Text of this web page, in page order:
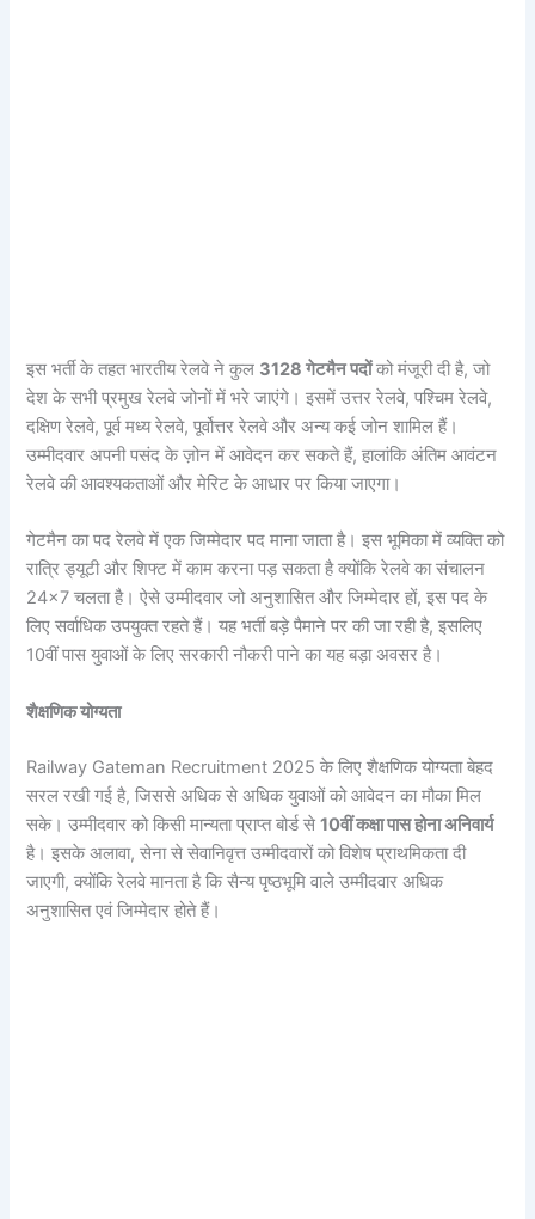
इस भर्ती के तहत भारतीय रेलवे ने कुल 3128 गेटमैन पदोंको मंजूरी दी है, जो
देश के सभी प्रमुख रेलवे जोनों में भरे जाएंगे। इसमें उत्तर रेलवे, पश्चिम रेलवे,
दक्षिण रेलवे, पूर्व मध्य रेलवे, पूर्वोत्तर रेलवे और अन्य कई जोन शामिल हैं।
उम्मीदवार अपनी पसंद के ज़ोन में आवेदन कर सकते हैं, हालांकि अंतिम आवंटन
रेलवे की आवश्यकताओं और मेरिट के आधार पर किया जाएगा।
गेटमैन का पद रेलवे में एक जिम्मेदार पद माना जाता है। इस भूमिका में व्यक्ति को
रात्रि ड्यूटी और शिफ्ट में काम करना पड़ सकता है क्योंकि रेलवे का संचालन
24×7 चलता है। ऐसे उम्मीदवार जो अनुशासित और जिम्मेदार हों, इस पद के
लिए सर्वाधिक उपयुक्त रहते हैं। यह भर्ती बड़े पैमाने पर की जा रही है, इसलिए
10वीं पास युवाओं के लिए सरकारी नौकरी पाने का यह बड़ा अवसर है।
शैक्षणिक योग्यता
Railway Gateman Recruitment 2025 के लिए शैक्षणिक योग्यता बेहद
सरल रखी गई है, जिससे अधिक से अधिक युवाओं को आवेदन का मौका मिल
सके। उम्मीदवार को किसी मान्यता प्राप्त बोर्ड से10वीं कक्षा पास होना अनिवार्य
है। इसके अलावा, सेना से सेवानिवृत्त उम्मीदवारों को विशेष प्राथमिकता दी
जाएगी, क्योंकि रेलवे मानता है कि सैन्य पृष्ठभूमि वाले उम्मीदवार अधिक
अनुशासित एवं जिम्मेदार होते हैं।